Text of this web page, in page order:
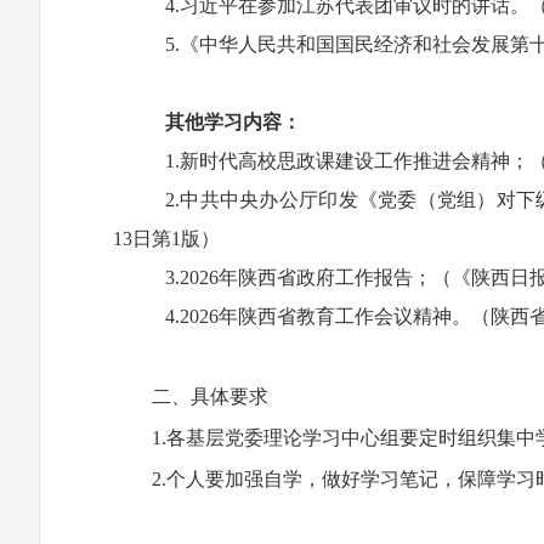
4.习近平在参加江苏代表团审议时的讲话。
5.《中华人民共和国国民经济和社会发展第
其他学习内容：
1 .新时代高校思政课建设工作推进会精神；
2.中共中央办公厅印发《党委（党组）对
13日第1版）
3.2026年陕西省政府工作报告；
（《陕西日
4.2026年陕西省教育工作会议精神。 （陕西
二、具体要求
1.各基层党委理论学习中心组要定时组织集
2.个人要加强自学，做好学习笔记，保障学习